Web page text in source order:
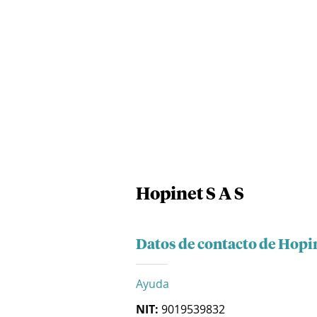
Hopinet S A S
Datos de contacto de
Ayuda
NIT: 9019539832